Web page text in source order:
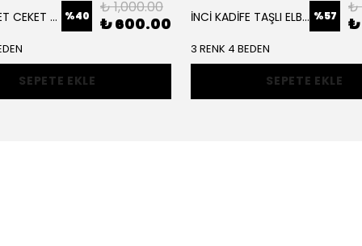
SCUBA SÜET CEKET TAKIM %40 ₺ 1,000.00
₺ 600.00
SEPETE EKLE
İNCİ KADİFE TAŞLI ELBİSE %57 ₺
₺
3 RENK 4 BEDEN
SEPETE EKLE